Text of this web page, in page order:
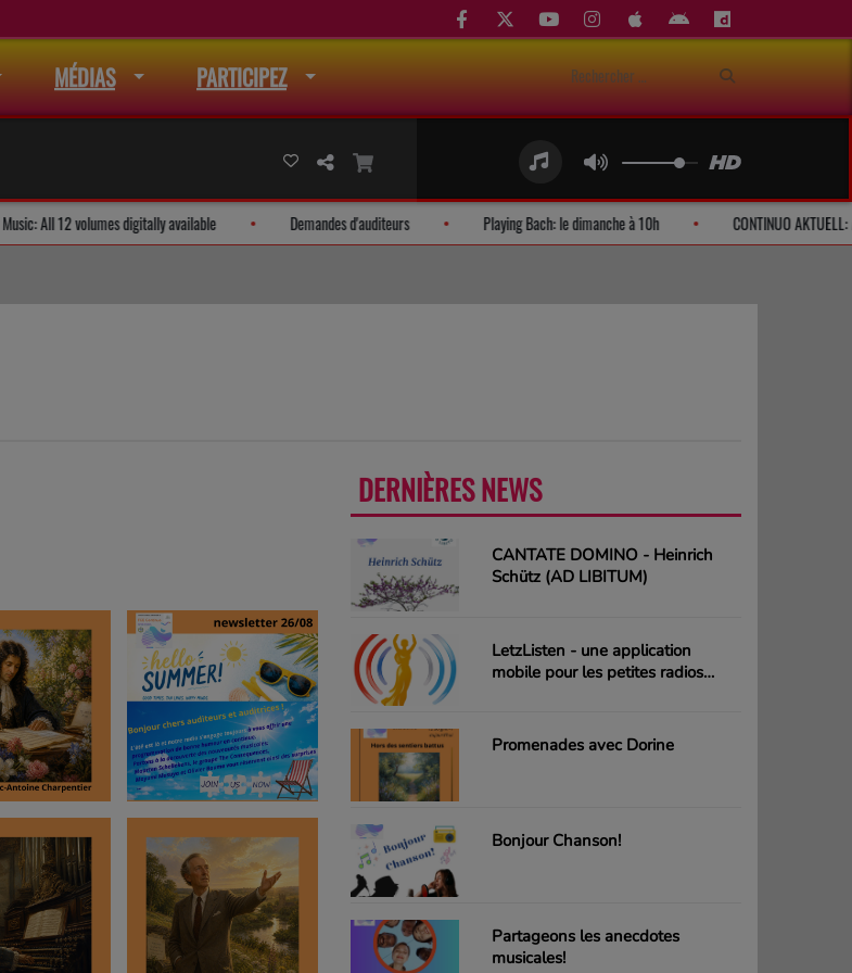
MÉDIAS PARTICIPEZ
The Art of Music: All 12 volumes digitally available Demandes d'auditeurs Playing Bach: le dimanche à 10h
DERNIÈRES NEWS
CANTATE DOMINO - Heinrich
Schütz (AD LIBITUM)
LetzListen - une application
mobile pour les petites radios
Promenades avec Dorine
Bonjour Chanson!
Partageons les anecdotes
musicales!